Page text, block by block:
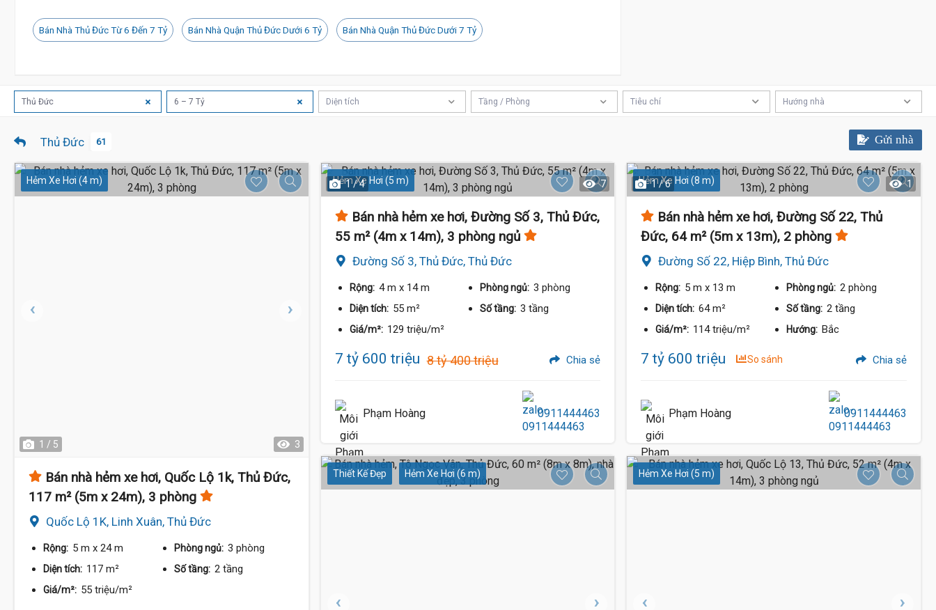
Bán Nhà Thủ Đức Từ 6 Đến 7 Tỷ Bán Nhà Quận Thủ Đức Dưới 6 Tỷ Bán Nhà Quận Thủ Đức Dưới 7 Tỷ
Thủ Đức 6 – 7 Tỷ Diện tích Tầng / Phòng Tiêu chí Hướng nhà
Gửi nhà
Thủ Đức 61
Hẻm Xe Hơi (4 m)
1 / 5 3
Bán nhà hẻm xe hơi, Quốc Lộ 1k, Thủ Đức,
117 m² (5m x 24m), 3 phòng
Quốc Lộ 1K, Linh Xuân, Thủ Đức
Rộng: 5 m x 24 m Phòng ngủ: 3 phòng
Diện tích: 117 m² Số tầng: 2 tầng
Giá/m²: 55 triệu/m²
Hẻm Xe Hơi (5 m)
1 / 4 7
Bán nhà hẻm xe hơi, Đường Số 3, Thủ Đức,
55 m² (4m x 14m), 3 phòng ngủ
Đường Số 3, Thủ Đức, Thủ Đức
Rộng: 4 m x 14 m Phòng ngủ: 3 phòng
Diện tích: 55 m² Số tầng: 3 tầng
Giá/m²: 129 triệu/m²
7 tỷ 600 triệu 8 tỷ 400 triệu Chia sẻ
Phạm Hoàng 0911444463
Hẻm Xe Hơi (8 m)
1 / 6 1
Bán nhà hẻm xe hơi, Đường Số 22, Thủ
Đức, 64 m² (5m x 13m), 2 phòng
Đường Số 22, Hiệp Bình, Thủ Đức
Rộng: 5 m x 13 m Phòng ngủ: 2 phòng
Diện tích: 64 m² Số tầng: 2 tầng
Giá/m²: 114 triệu/m² Hướng: Bắc
7 tỷ 600 triệu So sánh Chia sẻ
Phạm Hoàng 0911444463
Thiết Kế Đẹp Hẻm Xe Hơi (6 m) Hẻm Xe Hơi (5 m)